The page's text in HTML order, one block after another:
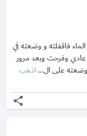
فاقفلته و وضعته في
عادي وفرحت وبعد مرور
على ال...اذهب
share